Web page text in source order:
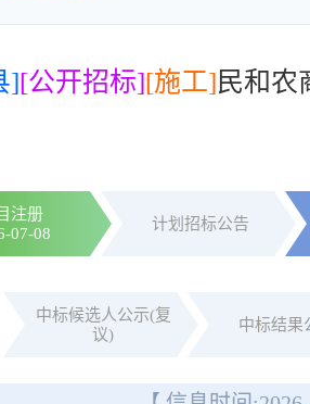
][公开招标][施工]民和农
注册
07-08
计划招标公告
中标候选人公示(复
议)
中标结果